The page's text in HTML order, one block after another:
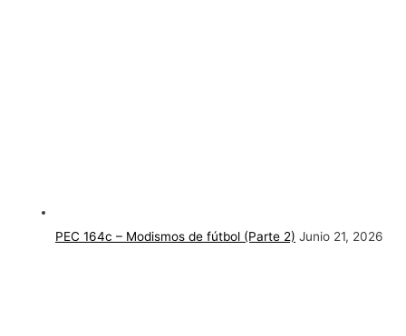
PEC 164c – Modismos de fútbol (Parte 2) Junio 21, 2026